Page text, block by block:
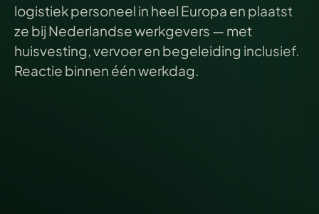
logistiek personeel in heel Europa en plaatst
ze bij Nederlandse werkgevers — met
huisvesting, vervoer en begeleiding inclusief.
Reactie binnen één werkdag.